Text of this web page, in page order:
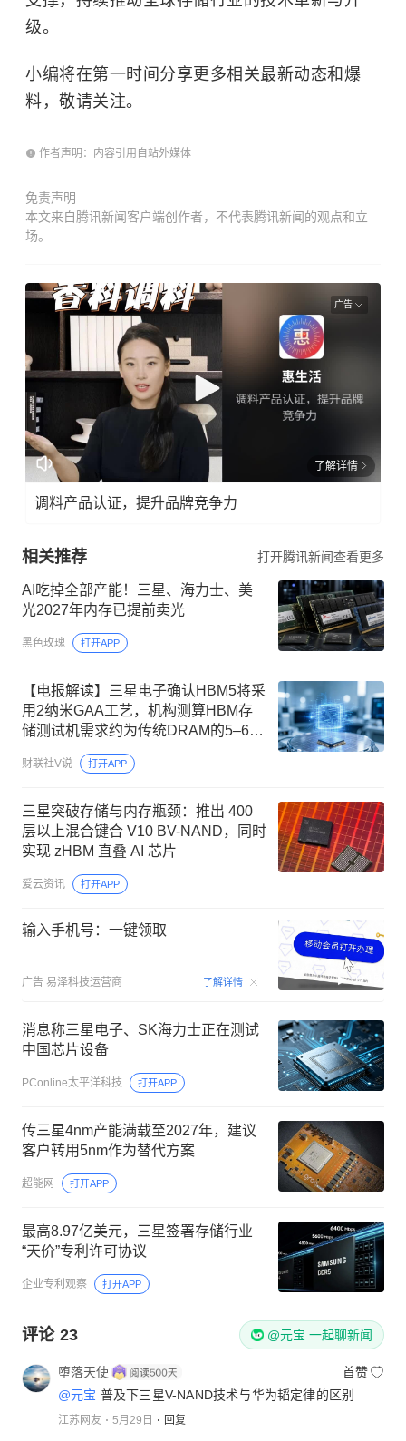
级。
小编将在第一时间分享更多相关最新动态和爆
料，敬请关注。
作者声明：内容引用自站外媒体
免责声明
本文来自腾讯新闻客户端创作者，不代表腾讯新闻的观点和立
场。
广告
了解详情
调料产品认证，提升品牌竞争力
相关推荐 打开腾讯新闻查看更多
AI吃掉全部产能！三星、海力士、美
光2027年内存已提前卖光
黑色玫瑰 打开APP
【电报解读】三星电子确认HBM5将采
用2纳米GAA工艺，机构测算HBM存
储测试机需求约为传统DRAM的5–6
倍，这家公司产品已通过国内主要半
导体存储器件厂商验证并取得了批量
财联社V说 打开APP
三星突破存储与内存瓶颈：推出 400
层以上混合键合 V10 BV-NAND，同时
实现 zHBM 直叠 AI 芯片
爱云资讯 打开APP
输入手机号：一键领取
广告 易泽科技运营商 了解详情 00:15
消息称三星电子、SK海力士正在测试
中国芯片设备
PConline太平洋科技 打开APP
传三星4nm产能满载至2027年，建议
客户转用5nm作为替代方案
超能网 打开APP
最高8.97亿美元，三星签署存储行业
“天价”专利许可协议
企业专利观察 打开APP
评论 23 @元宝 一起聊新闻
堕落天使
首赞
@元宝 普及下三星V-NAND技术与华为韬定律的区别
江苏网友 5月29日 回复